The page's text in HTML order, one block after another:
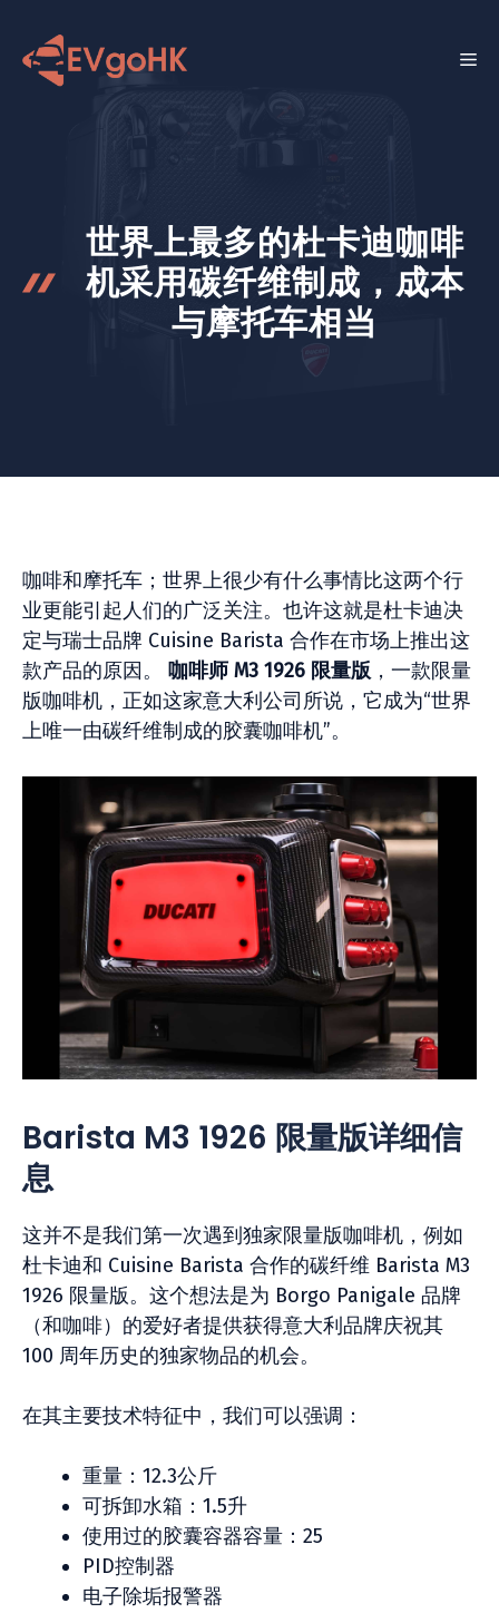
菜
世界上最多的杜卡迪咖啡
机采用碳纤维制成，成本
与摩托车相当
咖啡和摩托车；世界上很少有什么事情比这两个行
业更能引起人们的广泛关注。也许这就是杜卡迪决
定与瑞士品牌 Cuisine Barista 合作在市场上推出这
款产品的原因。 咖啡师 M3 1926 限量版 ，一款限量
版咖啡机，正如这家意大利公司所说，它成为“世界
上唯一由碳纤维制成的胶囊咖啡机”。
Barista M3 1926 限量版详细信
息
这并不是我们第一次遇到独家限量版咖啡机，例如
杜卡迪和 Cuisine Barista 合作的碳纤维 Barista M3
1926 限量版。这个想法是为 Borgo Panigale 品牌
（和咖啡）的爱好者提供获得意大利品牌庆祝其
100 周年历史的独家物品的机会。
在其主要技术特征中，我们可以强调：
重量：12.3公斤
可拆卸水箱：1.5升
使用过的胶囊容器容量：25
PID控制器
电子除垢报警器